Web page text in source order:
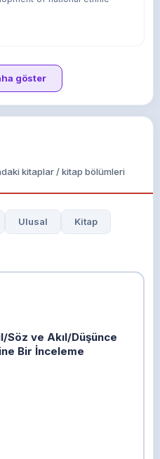
göster
kitaplar / kitap bölümleri
Ulusal Kitap
ve Akıl/Düşünce
Bir İnceleme